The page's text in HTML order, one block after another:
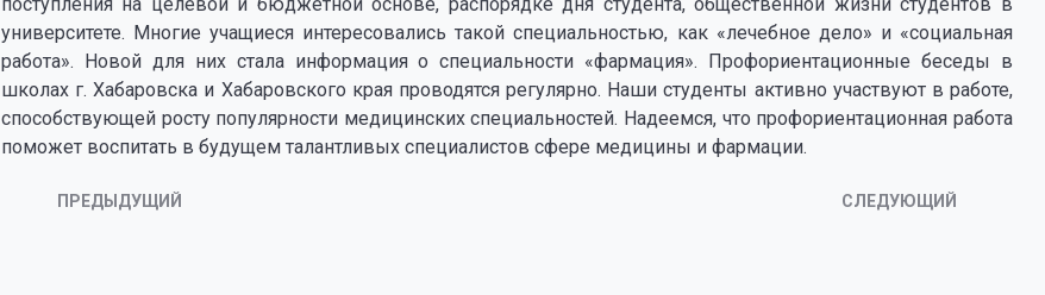
университете. Многие учащиеся интересовались такой специальностью, как «лечебное дело» и «социальная
работа». Новой для них стала информация о специальности «фармация». Профориентационные беседы в
школах г. Хабаровска и Хабаровского края проводятся регулярно. Наши студенты активно участвуют в работе,
способствующей росту популярности медицинских специальностей. Надеемся, что профориентационная работа
поможет воспитать в будущем талантливых специалистов сфере медицины и фармации.
ПРЕДЫДУЩИЙ СЛЕДУЮЩИЙ